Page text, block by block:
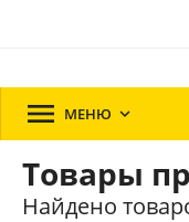
 МЕНЮ 
Товары
Найдено